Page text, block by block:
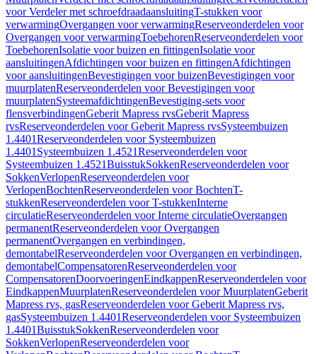
voor Verdeler met schroefdraadaansluitingT-stukken voor
verwarmingOvergangen voor verwarmingReserveonderdelen voor
Overgangen voor verwarmingToebehorenReserveonderdelen voor
ToebehorenIsolatie voor buizen en fittingenIsolatie voor
aansluitingenAfdichtingen voor buizen en fittingenAfdichtingen
voor aansluitingenBevestigingen voor buizenBevestigingen voor
muurplatenReserveonderdelen voor Bevestigingen voor
muurplatenSysteemafdichtingenBevestiging-sets voor
flensverbindingenGeberit Mapress rvsGeberit Mapress
rvsReserveonderdelen voor Geberit Mapress rvsSysteembuizen
1.4401Reserveonderdelen voor Systeembuizen
1.4401 Systeembuizen 1.4521Reserveonderdelen voor
Systeembuizen 1.4521BuisstukSokkenReserveonderdelen voor
SokkenVerlopenReserveonderdelen voor
VerlopenBochtenReserveonderdelen voor BochtenT-
stukkenReserveonderdelen voor T-stukkenInterne
circulatieReserveonderdelen voor Interne circulatieOvergangen
permanentReserveonderdelen voor Overgangen
permanentOvergangen en verbindingen,
demontabelReserveonderdelen voor Overgangen en verbindingen,
demontabelCompensatorenReserveonderdelen voor
CompensatorenDoorvoeringenEindkappenReserveonderdelen voor
EindkappenMuurplatenReserveonderdelen voor MuurplatenGeberit
Mapress rvs, gasReserveonderdelen voor Geberit Mapress rvs,
gasSysteembuizen 1.4401Reserveonderdelen voor Systeembuizen
1.4401BuisstukSokkenReserveonderdelen voor
SokkenVerlopenReserveonderdelen voor